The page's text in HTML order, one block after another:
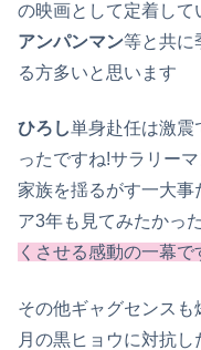
の映画として定着して
アンパンマン等と共に
る方多いと思います
ひろし単身赴任は激震
ったですね!サラリー
家族を揺るがす一大事
ア3年も見てみたかっ
くさせる感動の一幕で
その他ギャグセンス
月の黒ヒョウに対抗し